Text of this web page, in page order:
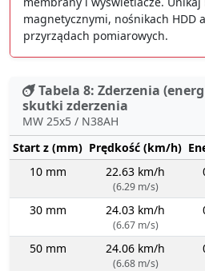
magnetycznymi, nośnikach HDD
przyrządach pomiarowych.
Tabela 8: Zderzenia
skutki zderzenia
MW 25x5 / N38AH
Start z (mm) Prędkość (km/h)
10 mm
22.63 km/h
(6.29 m/s)
30 mm 24.03 km/h
(6.67 m/s)
50 mm 24.06 km/h
(6.68 m/s)